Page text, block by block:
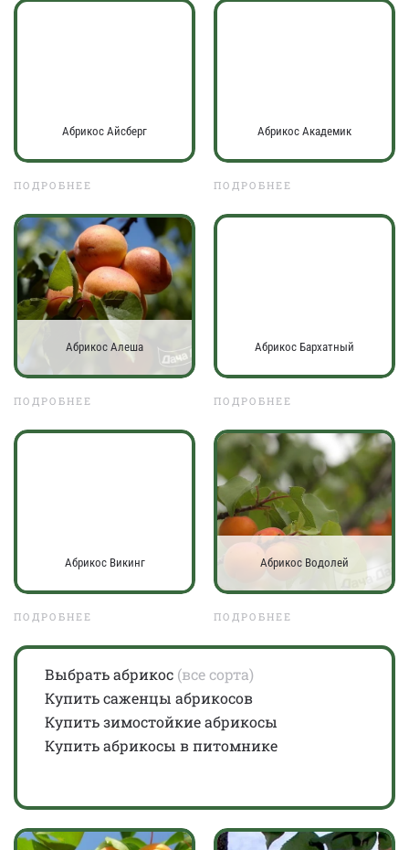
Абрикос Айсберг
ПОДРОБНЕЕ
Абрикос Академик
ПОДРОБНЕЕ
Абрикос Алеша
ПОДРОБНЕЕ
Абрикос Бархатный
ПОДРОБНЕЕ
Абрикос Викинг
ПОДРОБНЕЕ
Абрикос Водолей
ПОДРОБНЕЕ
Выбрать абрикос (все сорта)
Купить саженцы абрикосов
Купить зимостойкие абрикосы
Купить абрикосы в питомнике